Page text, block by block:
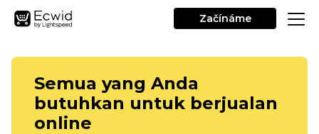
Začínáme
Semua yang Anda
butuhkan untuk berjualan
online